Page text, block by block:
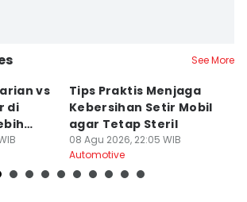
See More
vs
di
Tips Praktis Menjaga
Kebersihan Setir Mobil
agar Tetap Steril
08 Agu 2026, 22:05 WIB
Automotive